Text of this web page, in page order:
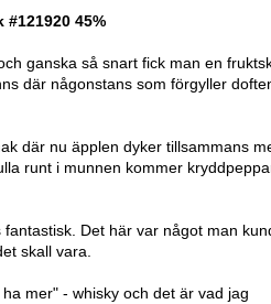
#121920 45%
ganska så snart fick man en
där någonstans som förgyller
där nu äpplen dyker tillsammans
runt i munnen kommer
Det här var något man
skall vara.
mer" - whisky och det är vad jag